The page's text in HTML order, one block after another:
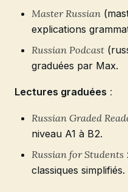
Master Russian
explications
Russian Podcast
graduées par Max.
Lectures graduées :
Russian Graded
niveau A1 à B2.
Russian for Students
classiques simplifiés.